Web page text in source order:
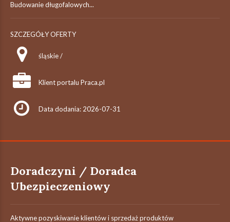
Budowanie długofalowych...
SZCZEGÓŁY OFERTY
śląskie /
Klient portalu Praca.pl
Data dodania: 2026-07-31
Doradczyni / Doradca
Ubezpieczeniowy
Aktywne pozyskiwanie klientów i sprzedaż produktów